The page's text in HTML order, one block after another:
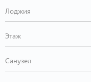
Лоджия
Этаж
Санузел